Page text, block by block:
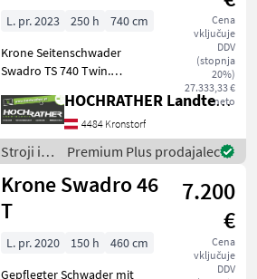
/ Krone
Cena
vključuje
DDV
(stopnja
20%)
27.333,33 €
neto
L. pr. 2023 250 h
740 cm
Krone Seitenschwader
Swadro TS 740 Twin.
I/II) inkl. pendelnder
Aufhängung mittels
Kugelauge und Laufrolle.
Baujahr 2023, Ersteinsatz
2024
HOCHRATHER Landtechnik GmbH
4484 Kronstorf
Stroji in
oprema
za žetev
in
spravilo
/ Krone
Premium Plus prodajalec
Krone Swadro 46
T
7.200
€
Cena
vključuje
DDV
L. pr. 2020 150 h
460 cm
Gepflegter Schwader mit